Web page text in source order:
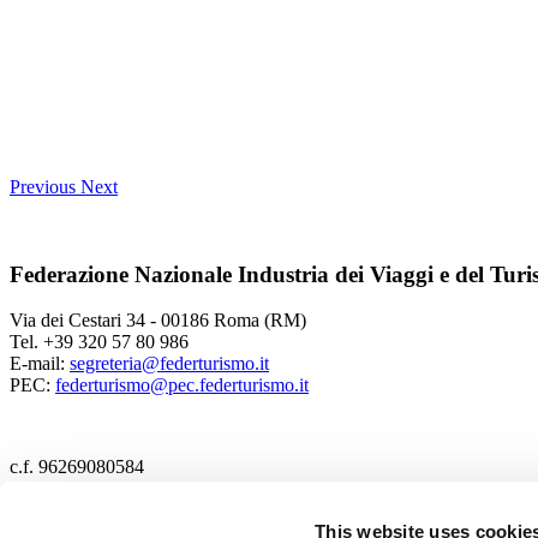
This website uses
Previous Next
Federazione Nazionale Industria dei Viaggi e del
Via dei Cestari 34 - 00186 Roma (RM)
Tel. +39 320 57 80 986
E-mail: segreteria@federturismo.it
PEC: federturismo@pec.federturismo.it
c.f. 96269080584